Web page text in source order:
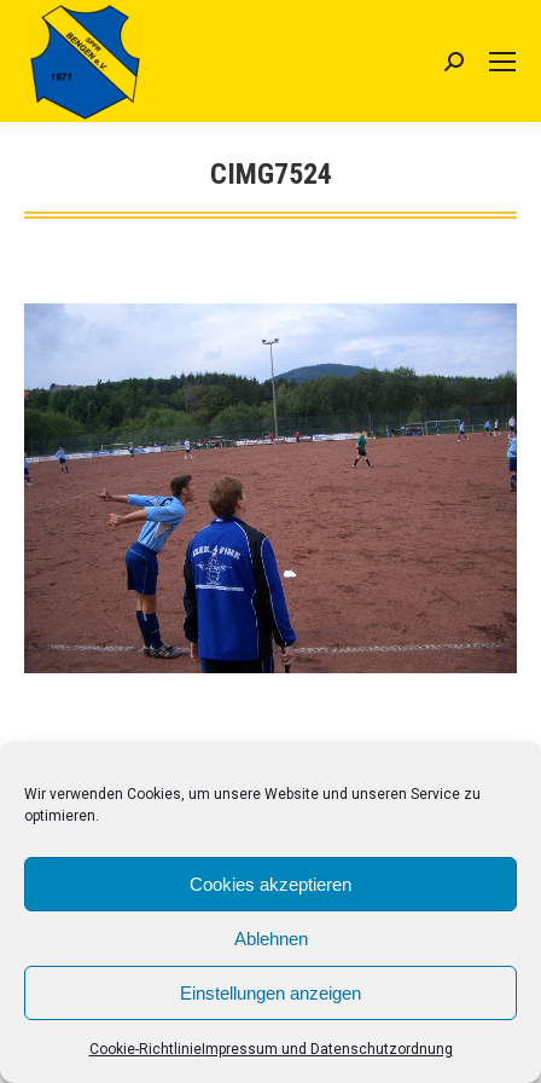
Wir verwenden Cookies, um unsere Website und unseren Service zu
optimieren.
Cookies akzeptieren
Ablehnen
Einstellungen anzeigen
Cookie-RichtlinieImpressum und Datenschutzordnung
Search:
CIMG7524
Sie befinden sich hier: